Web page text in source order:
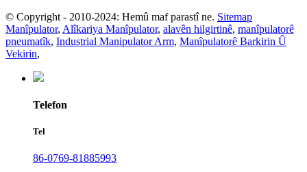
© Copyright - 2010-2024: Hemû maf parastî ne. Sitemap
Manîpulator, Alîkariya Manîpulator, alavên hilgirtinê, manîpulatorê
pneumatîk, Industrial Manipulator Arm, Manîpulatorê Barkirin Û
Vekirin,
Telefon
Tel
86-0769-81885993